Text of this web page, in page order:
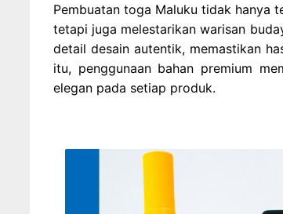
Pembuatan toga Maluku tidak hanya
tetapi juga melestarikan warisan
detail desain autentik, memastikan
itu, penggunaan bahan premium
elegan pada setiap produk.